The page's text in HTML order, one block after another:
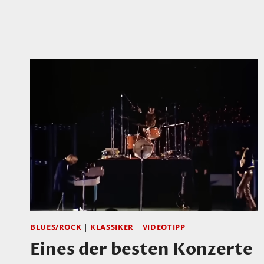
BLUES/ROCK | KLASSIKER | VIDEOTIPP
Eines der besten Konzerte